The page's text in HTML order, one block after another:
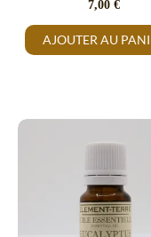
7,00 €
AJOUTER AU